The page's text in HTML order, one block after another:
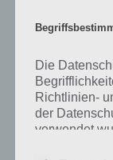
Mehr
Die
Richtlinien-
der
verwendet